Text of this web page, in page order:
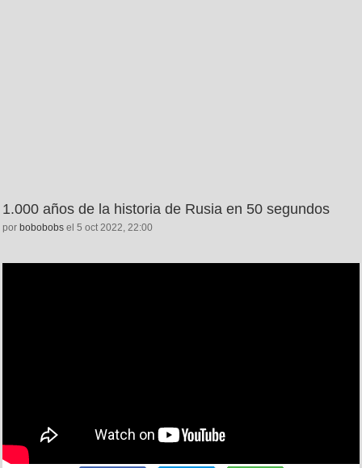
1.000 años de la historia de Rusia en 50 segundos
por bobobobs el 5 oct 2022, 22:00